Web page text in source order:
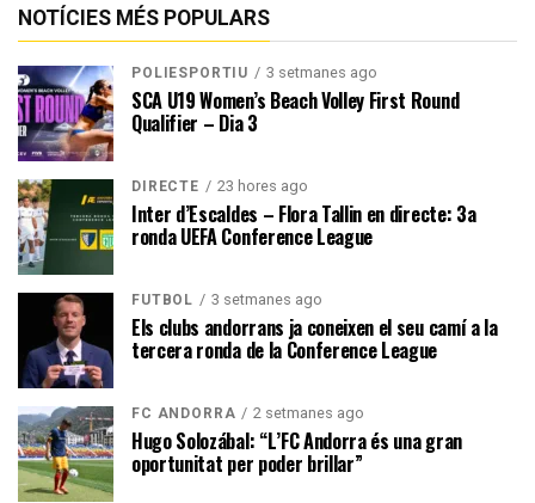
NOTÍCIES MÉS POPULARS
POLIESPORTIU 3 setmanes ago
SCA U19 Women’s Beach Volley First Round
Qualifier – Dia 3
DIRECTE 23 hores ago
Inter d’Escaldes – Flora Tallin en directe: 3a
ronda UEFA Conference League
FUTBOL 3 setmanes ago
Els clubs andorrans ja coneixen el seu camí a la
tercera ronda de la Conference League
FC ANDORRA 2 setmanes ago
Hugo Solozábal: “L’FC Andorra és una gran
oportunitat per poder brillar”